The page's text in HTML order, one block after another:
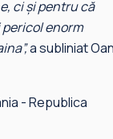
ci și pentru că
enorm
a subliniat
- Republica